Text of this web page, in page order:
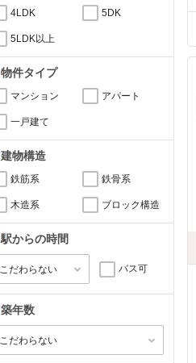
4LDK 5DK
5LDK以上
物件タイプ
マンション アパート
一戸建て
建物構造
鉄筋系 鉄骨系
木造系 ブロック構造
駅からの時間
バス可
築年数